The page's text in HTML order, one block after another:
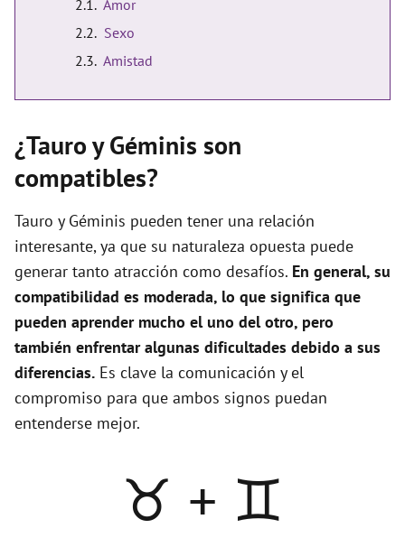
Amor
Sexo
Amistad
¿Tauro y Géminis son
compatibles?
Tauro y Géminis pueden tener una relación
interesante, ya que su naturaleza opuesta puede
generar tanto atracción como desafíos. En general, su
compatibilidad es moderada, lo que significa que
pueden aprender mucho el uno del otro, pero
también enfrentar algunas dificultades debido a sus
diferencias. Es clave la comunicación y el
compromiso para que ambos signos puedan
entenderse mejor.
♉ + ♊